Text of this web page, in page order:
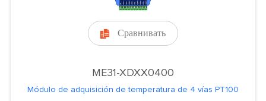
 Сравнивать
ME31-XDXX0400
Módulo de adquisición de temperatura de 4 vías PT100